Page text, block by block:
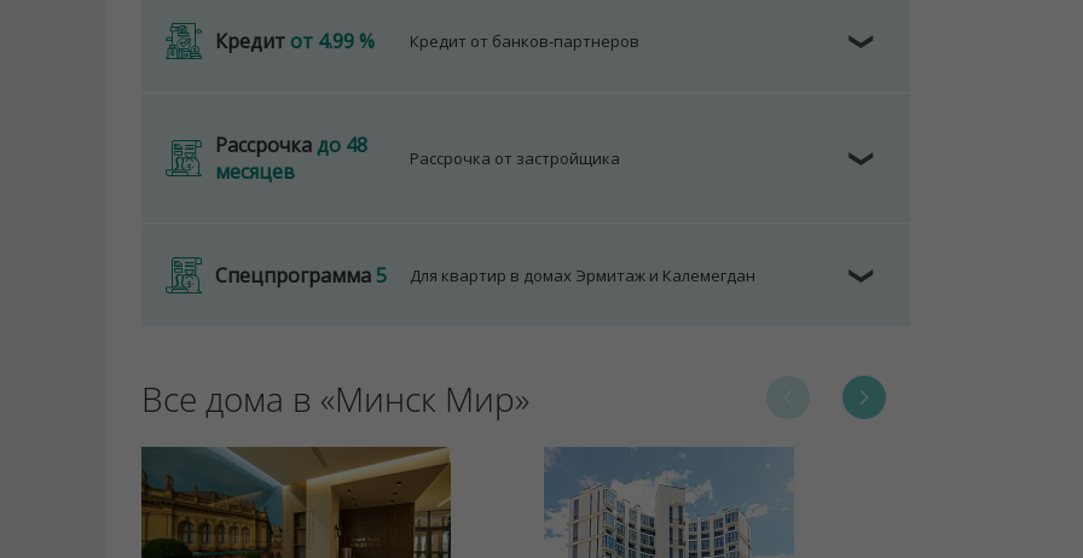
Кредит от 4.99 % Кредит от банков-партнеров ❯
Рассрочкадо 48
месяцев
Рассрочка от застройщика ❯
Спецпрограмма5 Для квартир в домах Эрмитаж и Калемегдан ❯
Все дома в «Минск Мир»